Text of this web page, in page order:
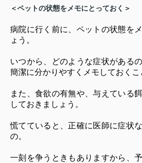
＜ペットの状態をメモにとっておく＞
病院に行く前に、ペットの状態を
ょう。
いつから、どのような症状がある
簡潔に分かりやすくメモしておくこ
また、食欲の有無や、与えている
しておきましょう。
慌てていると、正確に医師に症状
の。
一刻を争うときもありますから、